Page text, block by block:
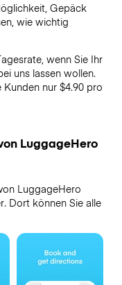
Gepäck
wie wichtig
wenn Sie Ihr
uns lassen wollen.
nur $4.90 pro
LuggageHero
LuggageHero
Dort können Sie alle